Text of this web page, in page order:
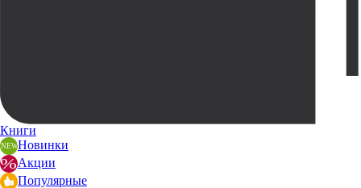
Книги
Новинки
Акции
Популярные